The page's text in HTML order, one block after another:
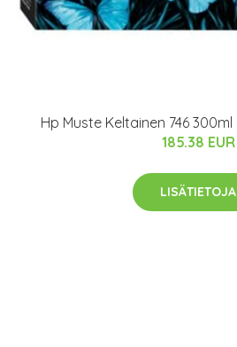
Hp Muste Keltainen 746
185.38 EUR
LISÄTIETOJA